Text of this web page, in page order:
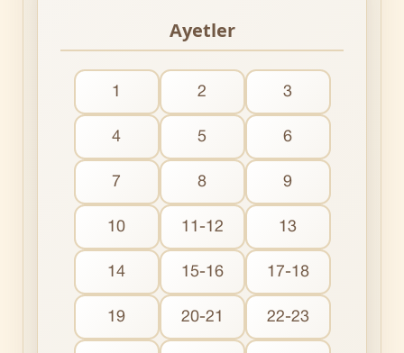
Ayetler
1 2 3
4 5 6
7 8 9
10 11-12 13
14 15-16 17-18
19 20-21 22-23